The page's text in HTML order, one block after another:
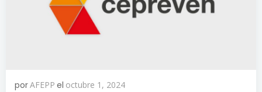
porAFEPP el octubre 1, 2024